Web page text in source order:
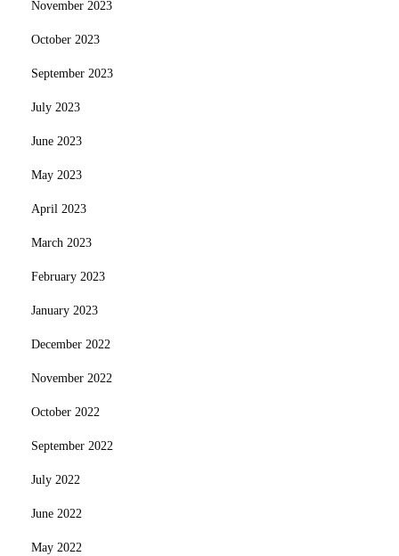
November 2023
October 2023
September 2023
July 2023
June 2023
May 2023
April 2023
March 2023
February 2023
January 2023
December 2022
November 2022
October 2022
September 2022
July 2022
June 2022
May 2022